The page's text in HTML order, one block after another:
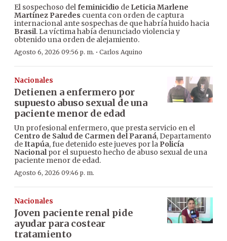
El sospechoso delfeminicidio de Leticia Marlene
Martínez Paredes cuenta con orden de captura
internacional ante sospechas de que habría huido hacia
Brasil. La víctima había denunciado violencia y
obtenido una orden de alejamiento.
Agosto 6, 2026 09:56 p. m. · Carlos Aquino
Nacionales
Detienen a enfermero por
supuesto abuso sexual de una
paciente menor de edad
Un profesional enfermero, que presta servicio en el
Centro de Salud de Carmen del Paraná, Departamento
deItapúa, fue detenido este jueves por la Policía
Nacionalpor el supuesto hecho de abuso sexual de una
paciente menor de edad.
Agosto 6, 2026 09:46 p. m.
Nacionales
Joven paciente renal pide
ayudar para costear
tratamiento